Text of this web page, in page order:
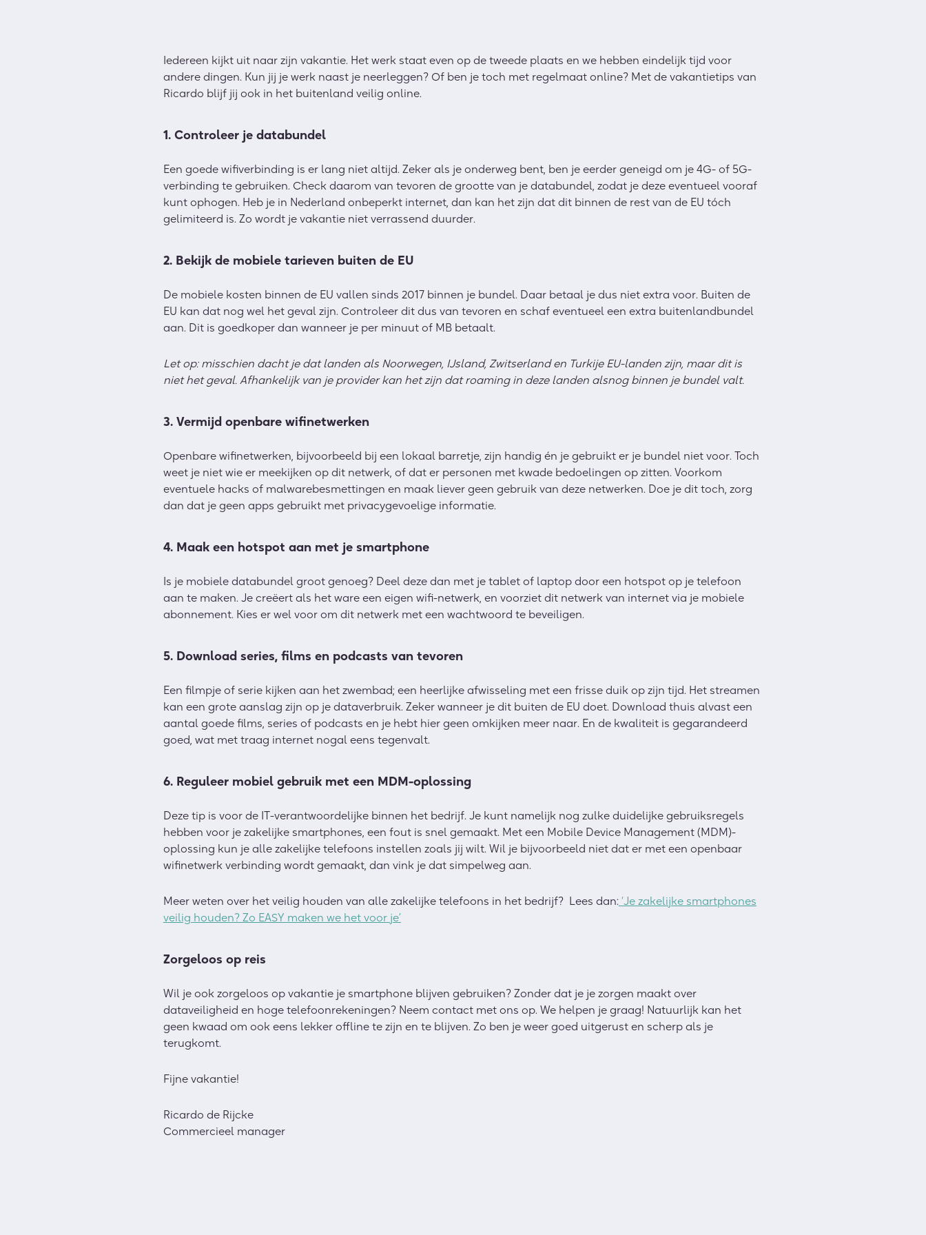
Iedereen kijkt uit naar zijn vakantie. Het werk staat even op de tweede plaats en we hebben eindelijk tijd voor
andere dingen. Kun jij je werk naast je neerleggen? Of ben je toch met regelmaat online? Met de vakantietips van
Ricardo blijf jij ook in het buitenland veilig online.
1. Controleer je databundel
Een goede wifiverbinding is er lang niet altijd. Zeker als je onderweg bent, ben je eerder geneigd om je 4G- of 5G-
verbinding te gebruiken. Check daarom van tevoren de grootte van je databundel, zodat je deze eventueel vooraf
kunt ophogen. Heb je in Nederland onbeperkt internet, dan kan het zijn dat dit binnen de rest van de EU tóch
gelimiteerd is. Zo wordt je vakantie niet verrassend duurder.
2. Bekijk de mobiele tarieven buiten de EU
De mobiele kosten binnen de EU vallen sinds 2017 binnen je bundel. Daar betaal je dus niet extra voor. Buiten de
EU kan dat nog wel het geval zijn. Controleer dit dus van tevoren en schaf eventueel een extra buitenlandbundel
aan. Dit is goedkoper dan wanneer je per minuut of MB betaalt.
Let op: misschien dacht je dat landen als Noorwegen, IJsland, Zwitserland en Turkije EU-landen zijn, maar dit is
niet het geval. Afhankelijk van je provider kan het zijn dat roaming in deze landen alsnog binnen je bundel valt.
3. Vermijd openbare wifinetwerken
Openbare wifinetwerken, bijvoorbeeld bij een lokaal barretje, zijn handig én je gebruikt er je bundel niet voor. Toch
weet je niet wie er meekijken op dit netwerk, of dat er personen met kwade bedoelingen op zitten. Voorkom
eventuele hacks of malwarebesmettingen en maak liever geen gebruik van deze netwerken. Doe je dit toch, zorg
dan dat je geen apps gebruikt met privacygevoelige informatie.
4. Maak een hotspot aan met je smartphone
Is je mobiele databundel groot genoeg? Deel deze dan met je tablet of laptop door een hotspot op je telefoon
aan te maken. Je creëert als het ware een eigen wifi-netwerk, en voorziet dit netwerk van internet via je mobiele
abonnement. Kies er wel voor om dit netwerk met een wachtwoord te beveiligen.
5. Download series, films en podcasts van tevoren
Een filmpje of serie kijken aan het zwembad; een heerlijke afwisseling met een frisse duik op zijn tijd. Het streamen
kan een grote aanslag zijn op je dataverbruik. Zeker wanneer je dit buiten de EU doet. Download thuis alvast een
aantal goede films, series of podcasts en je hebt hier geen omkijken meer naar. En de kwaliteit is gegarandeerd
goed, wat met traag internet nogal eens tegenvalt.
6. Reguleer mobiel gebruik met een MDM-oplossing
Deze tip is voor de IT-verantwoordelijke binnen het bedrijf. Je kunt namelijk nog zulke duidelijke gebruiksregels
hebben voor je zakelijke smartphones, een fout is snel gemaakt. Met een Mobile Device Management (MDM)-
oplossing kun je alle zakelijke telefoons instellen zoals jij wilt. Wil je bijvoorbeeld niet dat er met een openbaar
wifinetwerk verbinding wordt gemaakt, dan vink je dat simpelweg aan.
Meer weten over het veilig houden van alle zakelijke telefoons in het bedrijf? Lees dan: ‘Je zakelijke smartphones
veilig houden? Zo EASY maken we het voor je’
Zorgeloos op reis
Wil je ook zorgeloos op vakantie je smartphone blijven gebruiken? Zonder dat je je zorgen maakt over
dataveiligheid en hoge telefoonrekeningen? Neem contact met ons op. We helpen je graag! Natuurlijk kan het
geen kwaad om ook eens lekker offline te zijn en te blijven. Zo ben je weer goed uitgerust en scherp als je
terugkomt.
Fijne vakantie!
Ricardo de Rijcke
Commercieel manager